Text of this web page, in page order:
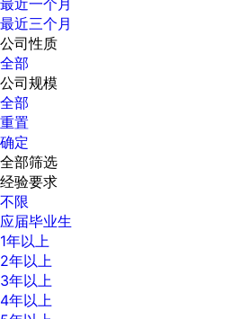
最近一个月
最近三个月
公司性质
全部
公司规模
全部
重置
确定
全部筛选
经验要求
不限
应届毕业生
1年以上
2年以上
3年以上
4年以上